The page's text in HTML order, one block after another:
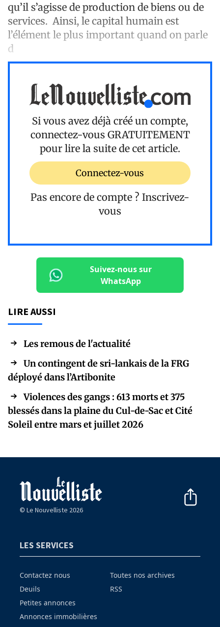
qu’il s’agisse de production de biens ou de
services. Ainsi, le capital humain est
l’élément le plus important quand on parle
d
Si vous avez déjà créé un compte,
connectez-vous GRATUITEMENT
pour lire la suite de cet article.
Connectez-vous
Pas encore de compte ? Inscrivez-
vous
Suivez-nous sur
WhatsApp
LIRE AUSSI
Les remous de l'actualité
Un contingent de sri-lankais de la FRG
déployé dans l’Artibonite
Violences des gangs : 613 morts et 375
blessés dans la plaine du Cul-de-Sac et Cité
Soleil entre mars et juillet 2026
© Le Nouvelliste 2026
LES SERVICES
Contactez nous
Deuils
Petites annonces
Annonces immobilières
Toutes nos archives
RSS